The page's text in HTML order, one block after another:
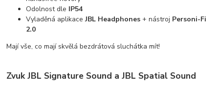
Odolnost dle IP54
Vyladěná aplikaceJBL Headphones + nástroj Personi-Fi
2.0
Mají vše, co mají skvělá bezdrátová sluchátka mít!
Zvuk JBL Signature Sound a JBL Spatial Sound